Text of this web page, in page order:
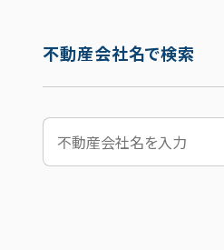
不動産会社名で検索